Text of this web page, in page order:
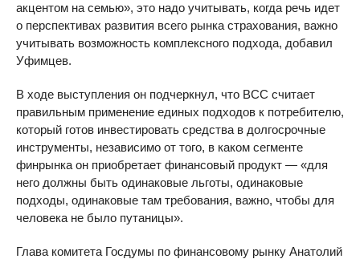
акцентом на семью», это надо учитывать, когда речь идет
о перспективах развития всего рынка страхования, важно
учитывать возможность комплексного подхода, добавил
Уфимцев.
В ходе выступления он подчеркнул, что ВСС считает
правильным применение единых подходов к потребителю,
который готов инвестировать средства в долгосрочные
инструменты, независимо от того, в каком сегменте
финрынка он приобретает финансовый продукт — «для
него должны быть одинаковые льготы, одинаковые
подходы, одинаковые там требования, важно, чтобы для
человека не было путаницы».
Глава комитета Госдумы по финансовому рынку Анатолий